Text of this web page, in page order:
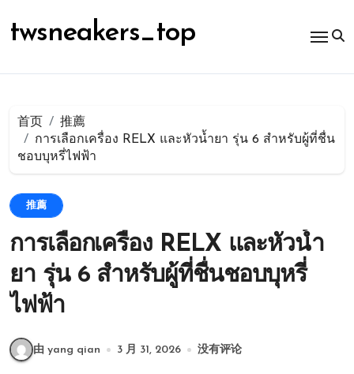
容
twsneakers_top
首页
推薦
การเลือกเครื่อง RELX และหัวน้ำยา รุ่น 6 สำหรับผู้ที่ชื่น
ชอบบุหรี่ไฟฟ้า
推薦
การเลือกเครื่อง RELX และหัวน้ำ
ยา รุ่น 6 สำหรับผู้ที่ชื่นชอบบุหรี่
ไฟฟ้า
由 yang qian 3 月 31, 2026 没有评论